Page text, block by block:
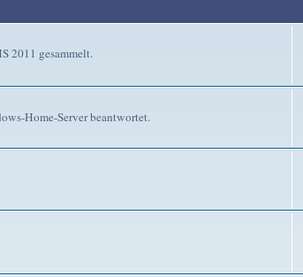
2011 gesammelt.
Home-Server beantwortet.